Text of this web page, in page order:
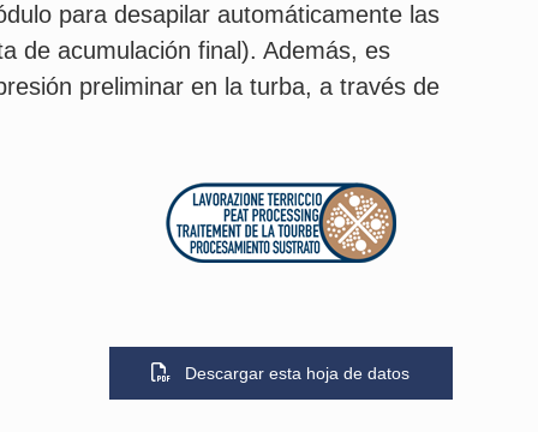
para desapilar automáticamente las
de acumulación final). Además, es
preliminar en la turba, a través de
Descargar esta hoja de datos